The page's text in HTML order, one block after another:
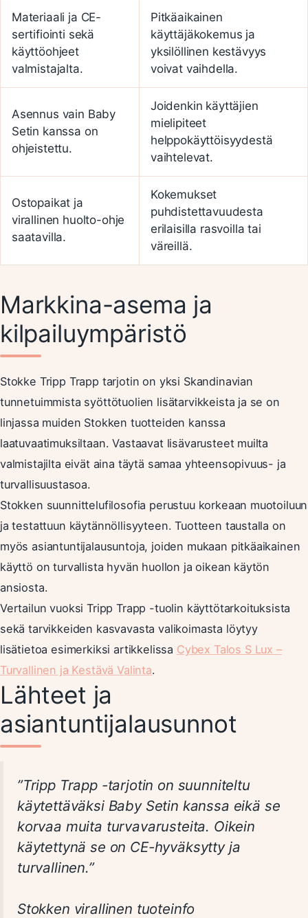
Materiaali ja CE-
sertifiointi sekä
käyttöohjeet
valmistajalta.
Pitkäaikainen
käyttäjäkokemus ja
yksilöllinen kestävyys
voivat vaihdella.
Asennus vain Baby
Setin kanssa on
ohjeistettu.
Joidenkin käyttäjien
mielipiteet
helppokäyttöisyydestä
vaihtelevat.
Ostopaikat ja
virallinen huolto-ohje
saatavilla.
Kokemukset
puhdistettavuudesta
erilaisilla rasvoilla tai
väreillä.
Markkina-asema ja
kilpailuympäristö
Stokke Tripp Trapp tarjotin on yksi Skandinavian
tunnetuimmista syöttötuolien lisätarvikkeista ja se on
linjassa muiden Stokken tuotteiden kanssa
laatuvaatimuksiltaan. Vastaavat lisävarusteet muilta
valmistajilta eivät aina täytä samaa yhteensopivuus- ja
turvallisuustasoa.
Stokken suunnittelufilosofia perustuu korkeaan muotoiluun
ja testattuun käytännöllisyyteen. Tuotteen taustalla on
myös asiantuntijalausuntoja, joiden mukaan pitkäaikainen
käyttö on turvallista hyvän huollon ja oikean käytön
ansiosta.
Vertailun vuoksi Tripp Trapp -tuolin käyttötarkoituksista
sekä tarvikkeiden kasvavasta valikoimasta löytyy
lisätietoa esimerkiksi artikkelissa Cybex Talos S Lux –
Turvallinen ja Kestävä Valinta.
Lähteet ja
asiantuntijalausunnot
”Tripp Trapp -tarjotin on suunniteltu
käytettäväksi Baby Setin kanssa eikä se
korvaa muita turvavarusteita. Oikein
käytettynä se on CE-hyväksytty ja
turvallinen.”
Stokken virallinen tuoteinfo